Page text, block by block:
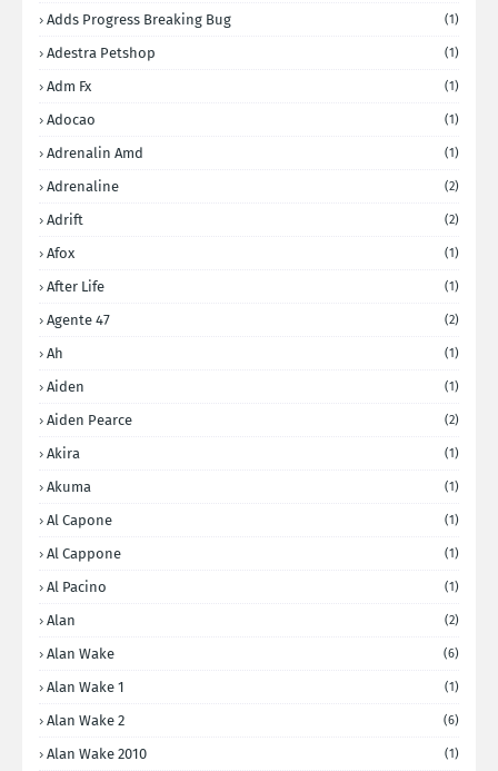
Adds Progress Breaking Bug (1)
Adestra Petshop (1)
Adm Fx (1)
Adocao (1)
Adrenalin Amd (1)
Adrenaline (2)
Adrift (2)
Afox (1)
After Life (1)
Agente 47 (2)
Ah (1)
Aiden (1)
Aiden Pearce (2)
Akira (1)
Akuma (1)
Al Capone (1)
Al Cappone (1)
Al Pacino (1)
Alan (2)
Alan Wake (6)
Alan Wake 1 (1)
Alan Wake 2 (6)
Alan Wake 2010 (1)